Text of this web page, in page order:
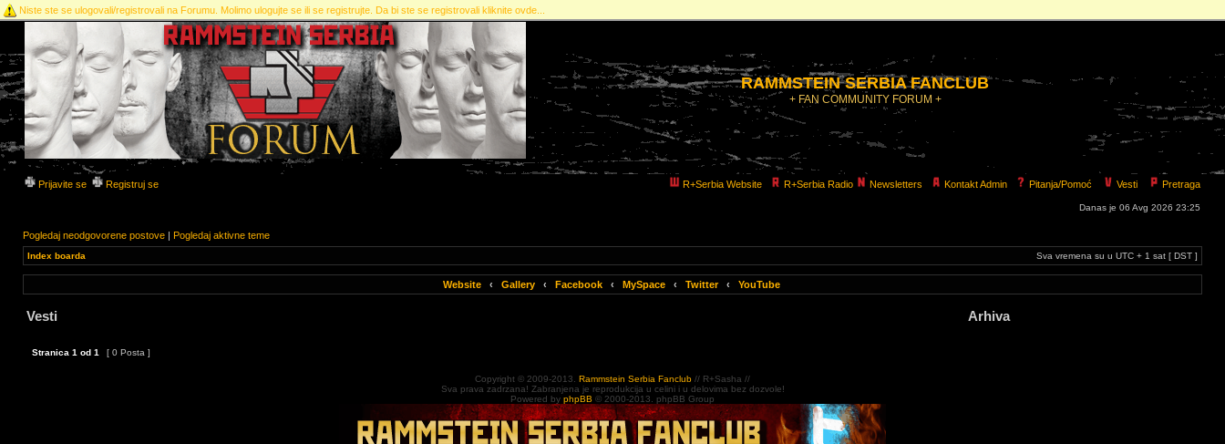
Niste ste se ulogovali/registrovali na Forumu. Molimo ulogujte se ili se registrujte. Da bi ste se registrovali kliknite ovde...
RAMMSTEIN SERBIA FANCLUB
+ FAN COMMUNITY FORUM +
Prijavite se Registruj se R+Serbia Website R+Serbia Radio Newsletters Kontakt Admin Pitanja/Pomoć Vesti Pretraga
Danas je 06 Avg 2026 23:25
Pogledaj neodgovorene postove | Pogledaj aktivne teme
Index boarda Sva vremena su u UTC + 1 sat [ DST ]
Website ‹ Gallery ‹ Facebook ‹ MySpace ‹ Twitter ‹ YouTube
Vesti
Stranica 1 od 1 [ 0 Posta ]
Arhiva
Copyright © 2009-2013. Rammstein Serbia Fanclub // R+Sasha //
Sva prava zadrzana! Zabranjena je reprodukcija u celini i u delovima bez dozvole!
Powered by phpBB © 2000-2013. phpBB Group